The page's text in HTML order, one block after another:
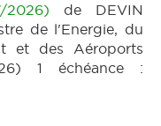
2026) de DEVIN
de l'Energie, du
et des Aéroports
1 échéance :